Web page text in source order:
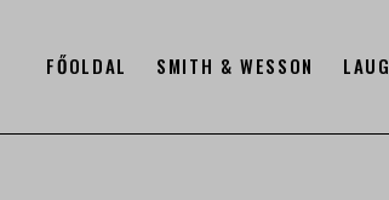
FŐOLDAL SMITH & WESSON